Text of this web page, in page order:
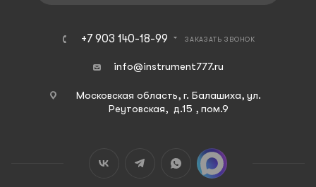
+7 903 140-18-99 ЗАКАЗАТЬ ЗВОНОК
info@instrument777.ru
Московская область, г. Балашиха, ул.
Реутовская, д.15 , пом.9